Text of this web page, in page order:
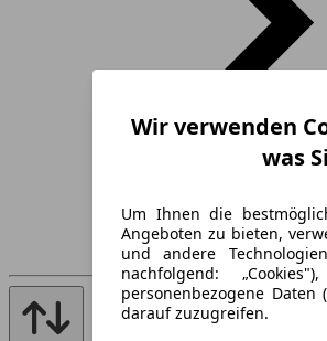
Wir verwenden
was
Um Ihnen die
Angeboten zu bieten,
und andere
nachfolgend:
personenbezogene
darauf zuzugreifen.